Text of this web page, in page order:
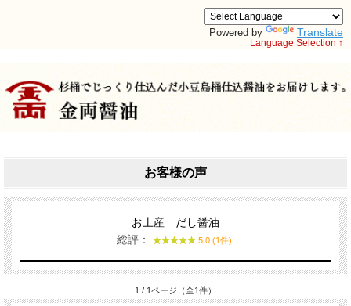
Powered by Translate
Language Selection ↑
お客様の声
お土産 だし醤油
総評：
5.0 (1件)
1 / 1ページ（全1件）